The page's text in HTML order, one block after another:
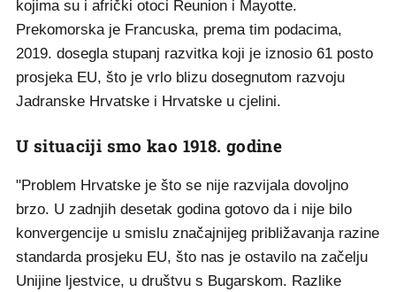
kojima su i afrički otoci Reunion i Mayotte.
Prekomorska je Francuska, prema tim podacima,
2019. dosegla stupanj razvitka koji je iznosio 61 posto
prosjeka EU, što je vrlo blizu dosegnutom razvoju
Jadranske Hrvatske i Hrvatske u cjelini.
U situaciji smo kao 1918. godine
"Problem Hrvatske je što se nije razvijala dovoljno
brzo. U zadnjih desetak godina gotovo da i nije bilo
konvergencije u smislu značajnijeg približavanja razine
standarda prosjeku EU, što nas je ostavilo na začelju
Unijine ljestvice, u društvu s Bugarskom. Razlike